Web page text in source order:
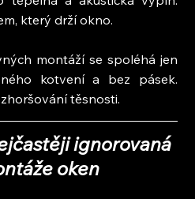
který drží okno.
montáží se spoléhá jen
kotvení a bez pásek.
těsnosti.
ignorovaná
oken